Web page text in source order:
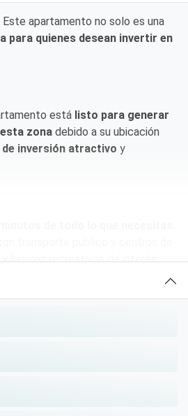
Este apartamento no solo es una
para quienes desean invertir en
está listo para generar
zona debido a su ubicación
inversión atractivo y
transporte publico y centros de
lugares recreativos de interés: